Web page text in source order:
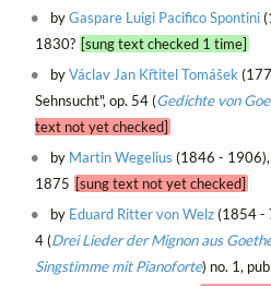
byGaspare Luigi Pacifico Spontini
1830? [sung text checked 1 time]
byVáclav Jan Křtitel Tomášek
Sehnsucht", op. 54 (Gedichte von
text not yet checked]
by Martin Wegelius (1846 - 1906),
1875 [sung text not yet checked]
by Eduard Ritter von Welz(1854 -
4 (Drei Lieder der Mignon aus
Singstimme mit Pianoforte) no. 1,